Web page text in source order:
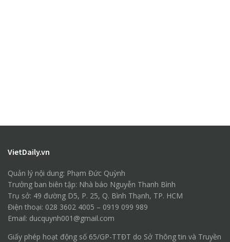
VietDaily.vn
Quản lý nội dung: Phạm Đức Quỳnh
Trưởng ban biên tập: Nhà báo Nguyễn Thanh Bình
Trụ sở: 49 đường D5, P. 25, Q. Bình Thạnh, TP. HCM
Điện thoại: 028 3602 4005 – 0919 099 989
Email: ducquynh001@gmail.com
Giấy phép hoạt động số 65/GP-TTĐT do Sở Thông tin và Truyền